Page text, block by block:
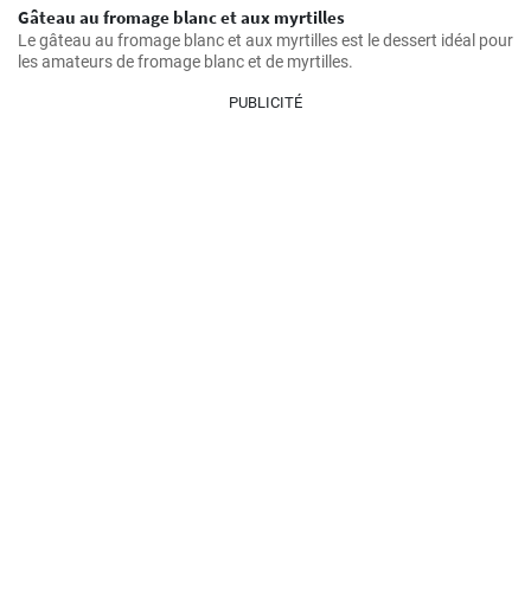
Gâteau au fromage blanc et aux myrtilles
Le gâteau au fromage blanc et aux myrtilles est le dessert idéal pour
les amateurs de fromage blanc et de myrtilles.
PUBLICITÉ